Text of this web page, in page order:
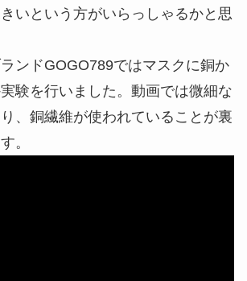
いという方がいらっしゃるかと思
ンドGOGO789ではマスクに銅か
験を行いました。動画では微細な
、銅繊維が使われていることが裏
。